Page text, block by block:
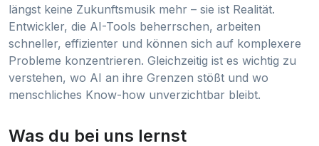
längst keine Zukunftsmusik mehr – sie ist Realität.
Entwickler, die AI-Tools beherrschen, arbeiten
schneller, effizienter und können sich auf komplexere
Probleme konzentrieren. Gleichzeitig ist es wichtig zu
verstehen, wo AI an ihre Grenzen stößt und wo
menschliches Know-how unverzichtbar bleibt.
Was du bei uns lernst